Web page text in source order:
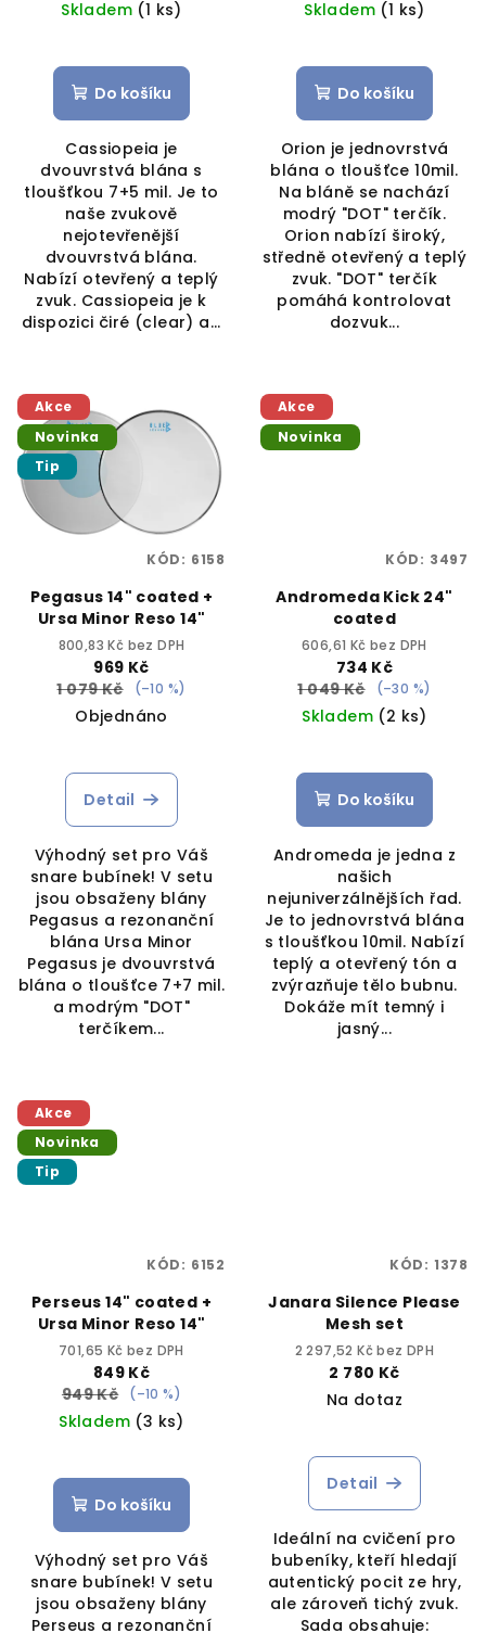
Skladem (1 ks)
Do košíku
Cassiopeia je
dvouvrstvá blána s
tloušťkou 7+5 mil. Je to
naše zvukově
nejotevřenější
dvouvrstvá blána.
Nabízí otevřený a teplý
zvuk. Cassiopeia je k
dispozici čiré (clear) a...
Skladem (1 ks)
Do košíku
Orion je jednovrstvá
blána o tloušťce 10mil.
Na bláně se nachází
modrý "DOT" terčík.
Orion nabízí široký,
středně otevřený a teplý
zvuk. "DOT" terčík
pomáhá kontrolovat
dozvuk...
Akce
Novinka
Tip
Pegasus 14" coated +
Ursa Minor Reso 14"
800,83 Kč bez DPH
969 Kč
1 079 Kč
(–10 %)
Objednáno
Detail
Výhodný set pro Váš
snare bubínek! V setu
jsou obsaženy blány
Pegasus a rezonanční
blána Ursa Minor
Pegasus je dvouvrstvá
blána o tloušťce 7+7 mil.
a modrým "DOT"
terčíkem...
KÓD: 6158
Akce
Novinka
Andromeda Kick 24"
coated
606,61 Kč bez DPH
734 Kč
1 049 Kč
(–30 %)
Skladem (2 ks)
Do košíku
Andromeda je jedna z
našich
nejuniverzálnějších řad.
Je to jednovrstvá blána
s tloušťkou 10mil. Nabízí
teplý a otevřený tón a
zvýrazňuje tělo bubnu.
Dokáže mít temný i
jasný...
KÓD: 3497
Akce
Novinka
Tip
Perseus 14" coated +
Ursa Minor Reso 14"
701,65 Kč bez DPH
849 Kč
949 Kč
(–10 %)
Skladem (3 ks)
Do košíku
Výhodný set pro Váš
snare bubínek! V setu
jsou obsaženy blány
Perseus a rezonanční
KÓD: 6152
Janara Silence Please
Mesh set
2 297,52 Kč bez DPH
2 780 Kč
Na dotaz
Detail
Ideální na cvičení pro
bubeníky, kteří hledají
autentický pocit ze hry,
ale zároveň tichý zvuk.
Sada obsahuje:
KÓD: 1378